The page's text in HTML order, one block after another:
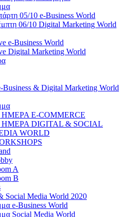
05/10 e-Business World
06/10 Digital Marketing World
e-Business World
Digital Marketing World
Business & Digital Marketing World
ΗΜΕΡΑ E-COMMERCE
ΗΜΕΡΑ DIGITAL & SOCIAL
WORLD
A
B
Social Media World 2020
e-Business World
Social Media World